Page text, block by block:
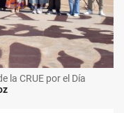
la CRUE por el Día